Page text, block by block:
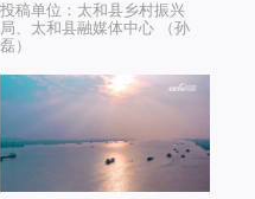
投稿单位：太和县乡村振兴
局、太和县融媒体中心 （孙
磊）